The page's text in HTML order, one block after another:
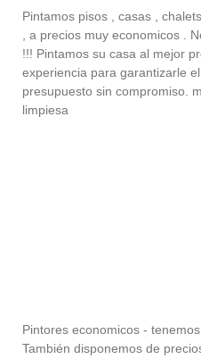
Pintamos pisos , casas ,
, a precios muy economicos .
!!! Pintamos su casa al mejor
experiencia para garantizarle
presupuesto sin compromiso.
limpiesa
Pintores economicos -
También disponemos de